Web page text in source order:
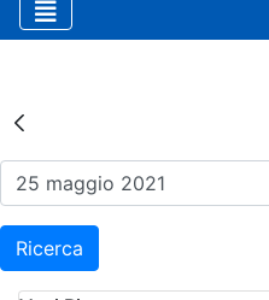
Risultati
Ricerca